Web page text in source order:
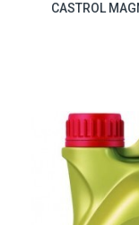
CASTROL